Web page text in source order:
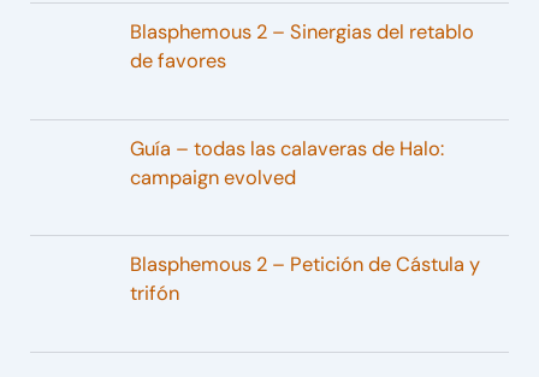
Blasphemous 2 – Sinergias del retablo
de favores
Guía – todas las calaveras de Halo:
campaign evolved
Blasphemous 2 – Petición de Cástula y
trifón